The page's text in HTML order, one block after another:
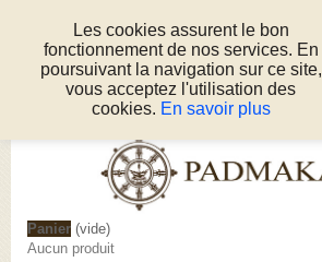
Connexion
Appelez-nous au :05 53 50 80 51
Panier (vide)
Aucun produit
Les cookies assurent le bon
fonctionnement de nos services. En
poursuivant la navigation sur ce site,
vous acceptez l'utilisation des
cookies. En savoir plus